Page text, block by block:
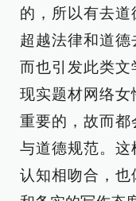
的，所以有去道
超越法律和道德
而也引发此类文
现实题材网络女
重要的，故而都
与道德规范。这
认知相吻合，也